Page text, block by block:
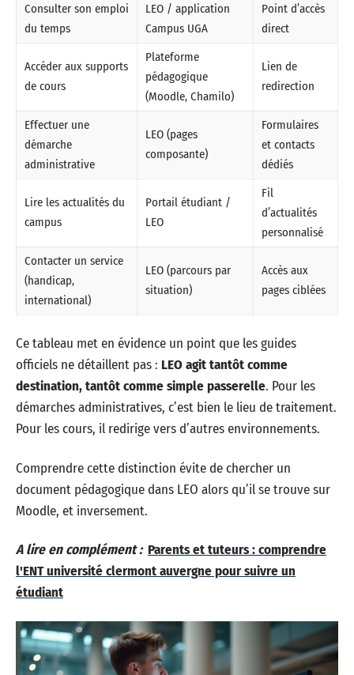
Consulter son emploi
du temps
LEO / application
Campus UGA
Point d’accès
direct
Accéder aux supports
de cours
Plateforme
pédagogique
(Moodle, Chamilo)
Lien de
redirection
Effectuer une
démarche
administrative
LEO (pages
composante)
Formulaires
et contacts
dédiés
Lire les actualités du
campus
Portail étudiant /
LEO
Fil
d’actualités
personnalisé
Contacter un service
(handicap,
international)
LEO (parcours par
situation)
Accès aux
pages ciblées
Ce tableau met en évidence un point que les guides
officiels ne détaillent pas : LEO agit tantôt comme
destination, tantôt comme simple passerelle. Pour les
démarches administratives, c’est bien le lieu de traitement.
Pour les cours, il redirige vers d’autres environnements.
Comprendre cette distinction évite de chercher un
document pédagogique dans LEO alors qu’il se trouve sur
Moodle, et inversement.
A lire en complément : Parents et tuteurs : comprendre
l'ENT université clermont auvergne pour suivre un
étudiant